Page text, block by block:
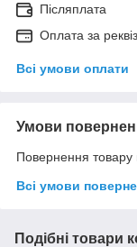
Післяплата
Оплата за
Всі умови оплати
Умови
Повернення товару
Всі умови
Подібні товари